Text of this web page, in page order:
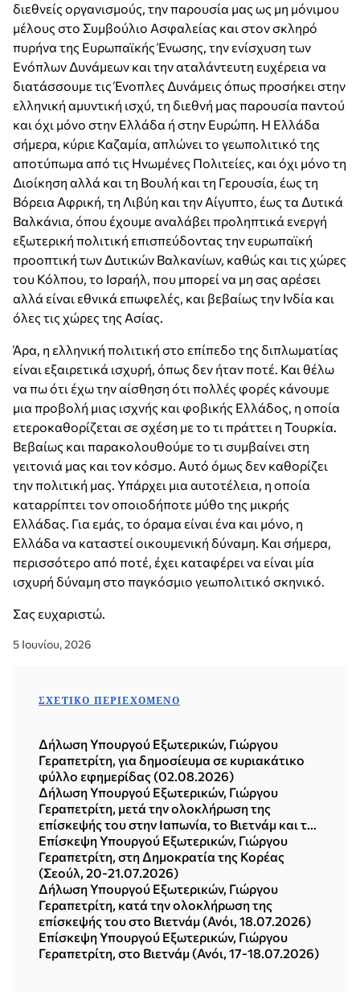
διεθνείς οργανισμούς, την παρουσία μας ως μη μόνιμου
μέλους στο Συμβούλιο Ασφαλείας και στον σκληρό
πυρήνα της Ευρωπαϊκής Ένωσης, την ενίσχυση των
Ενόπλων Δυνάμεων και την αταλάντευτη ευχέρεια να
διατάσσουμε τις Ένοπλες Δυνάμεις όπως προσήκει στην
ελληνική αμυντική ισχύ, τη διεθνή μας παρουσία παντού
και όχι μόνο στην Ελλάδα ή στην Ευρώπη. Η Ελλάδα
σήμερα, κύριε Καζαμία, απλώνει το γεωπολιτικό της
αποτύπωμα από τις Ηνωμένες Πολιτείες, και όχι μόνο τη
Διοίκηση αλλά και τη Βουλή και τη Γερουσία, έως τη
Βόρεια Αφρική, τη Λιβύη και την Αίγυπτο, έως τα Δυτικά
Βαλκάνια, όπου έχουμε αναλάβει προληπτικά ενεργή
εξωτερική πολιτική επισπεύδοντας την ευρωπαϊκή
προοπτική των Δυτικών Βαλκανίων, καθώς και τις χώρες
του Κόλπου, το Ισραήλ, που μπορεί να μη σας αρέσει
αλλά είναι εθνικά επωφελές, και βεβαίως την Ινδία και
όλες τις χώρες της Ασίας.
Άρα, η ελληνική πολιτική στο επίπεδο της διπλωματίας
είναι εξαιρετικά ισχυρή, όπως δεν ήταν ποτέ. Και θέλω
να πω ότι έχω την αίσθηση ότι πολλές φορές κάνουμε
μια προβολή μιας ισχνής και φοβικής Ελλάδος, η οποία
ετεροκαθορίζεται σε σχέση με το τι πράττει η Τουρκία.
Βεβαίως και παρακολουθούμε το τι συμβαίνει στη
γειτονιά μας και τον κόσμο. Αυτό όμως δεν καθορίζει
την πολιτική μας. Υπάρχει μια αυτοτέλεια, η οποία
καταρρίπτει τον οποιοδήποτε μύθο της μικρής
Ελλάδας. Για εμάς, το όραμα είναι ένα και μόνο, η
Ελλάδα να καταστεί οικουμενική δύναμη. Και σήμερα,
περισσότερο από ποτέ, έχει καταφέρει να είναι μία
ισχυρή δύναμη στο παγκόσμιο γεωπολιτικό σκηνικό.
Σας ευχαριστώ.
5 Ιουνίου, 2026
ΣΧΕΤΙΚΌ ΠΕΡΙΕΧΌΜΕΝΟ
Δήλωση Υπουργού Εξωτερικών, Γιώργου
Γεραπετρίτη, για δημοσίευμα σε κυριακάτικο
φύλλο εφημερίδας (02.08.2026)
Δήλωση Υπουργού Εξωτερικών, Γιώργου
Γεραπετρίτη, μετά την ολοκλήρωση της
επίσκεψής του στην Ιαπωνία, το Βιετνάμ και τη
Δημοκρατία της Κορέας (Σεούλ, 21.07.2026)
Επίσκεψη Υπουργού Εξωτερικών, Γιώργου
Γεραπετρίτη, στη Δημοκρατία της Κορέας
(Σεούλ, 20-21.07.2026)
Δήλωση Υπουργού Εξωτερικών, Γιώργου
Γεραπετρίτη, κατά την ολοκλήρωση της
επίσκεψής του στο Βιετνάμ (Ανόι, 18.07.2026)
Επίσκεψη Υπουργού Εξωτερικών, Γιώργου
Γεραπετρίτη, στο Βιετνάμ (Ανόι, 17-18.07.2026)